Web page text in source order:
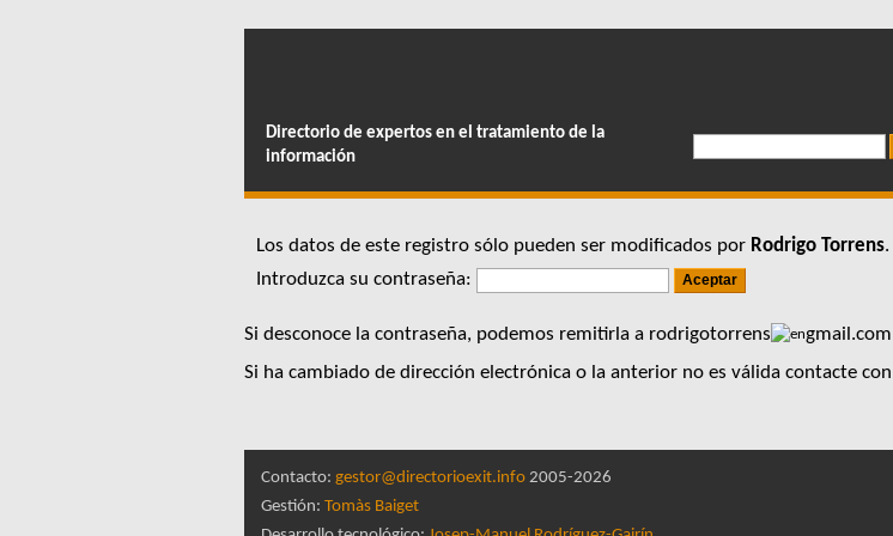
Directorio de expertos en el tratamiento de la
información
Los datos de este registro sólo pueden ser modificados por Rodrigo Torrens.
Introduzca su contraseña:
Si desconoce la contraseña, podemos remitirla a rodrigotorrens
gmail.com
Si ha cambiado de dirección electrónica o la anterior no es válida contacte con
Contacto: gestor@directorioexit.info 2005-2026
Gestión: Tomàs Baiget